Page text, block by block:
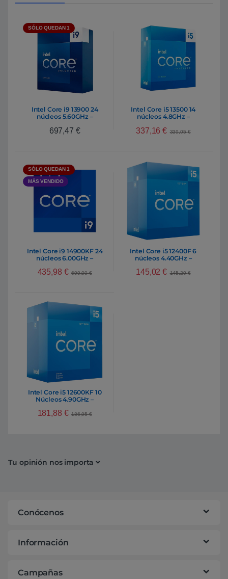
SÓLO QUEDAN 1
Intel Core i9 13900 24
núcleos 5.60GHz –
697,47 €
Intel Core i5 13500 14
núcleos 4.8GHz –
337,16€ 339,05€
SÓLO QUEDAN 1
MÁS VENDIDO
Intel Core i9 14900KF 24
núcleos 6.00GHz –
435,98 € 699,00€
Intel Core i5 12400F 6
núcleos 4.40GHz –
145,02€ 145,20€
Intel Core i5 12600KF 10
Núcleos 4.90GHz –
181,88 € 186,95€
Tu opinión nos importa
Conócenos
Información
Campañas